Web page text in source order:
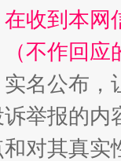
在收到本网
不作回应
名公布
举报的
对其真实